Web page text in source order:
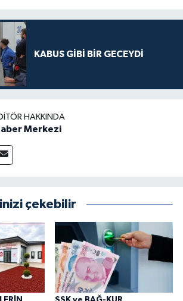
KABUS GİBİ BİR GECEYDİ
HAKKINDA
Merkezi
çekebilir